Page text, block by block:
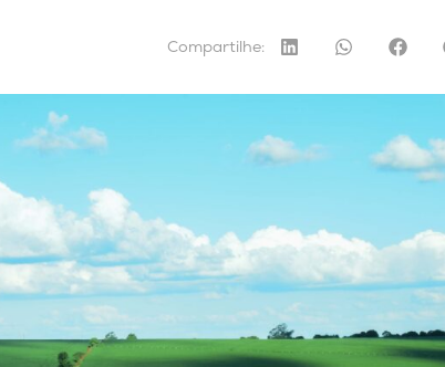
Compartilhe: